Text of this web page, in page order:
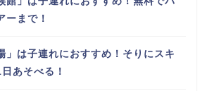
ーまで！
」は子連れにおすすめ！そりにスキ
あそべる！